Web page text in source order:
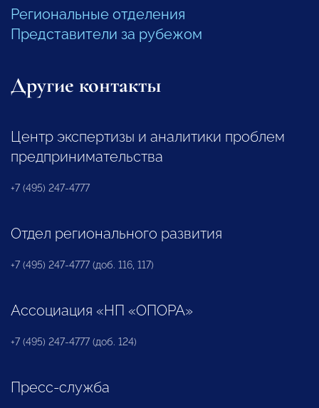
Региональные отделения
Представители за рубежом
Другие контакты
Центр экспертизы и аналитики проблем
предпринимательства
+7 (495) 247-4777
Отдел регионального развития
+7 (495) 247-4777 (доб. 116, 117)
Ассоциация «НП «ОПОРА»
+7 (495) 247-4777 (доб. 124)
Пресс-служба